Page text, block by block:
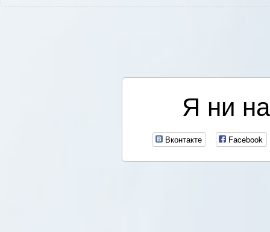
Я ни
Вконтакте Facebook